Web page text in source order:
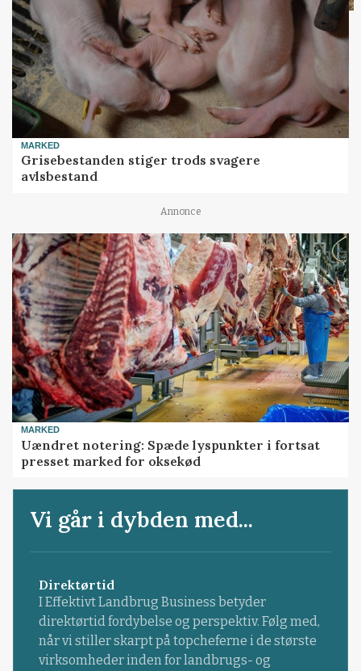
MARKED
Grisebestanden stiger trods svagere
avlsbestand
Annonce
MARKED
Uændret notering: Spæde lyspunkter i fortsat
presset marked for oksekød
Vi går i dybden med...
Direktørtid
I Effektivt Landbrug Business betyder
direktørtid fordybelse og perspektiv. Følg med,
når vi stiller skarpt på topcheferne i de største
virksomheder inden for landbrugs- og